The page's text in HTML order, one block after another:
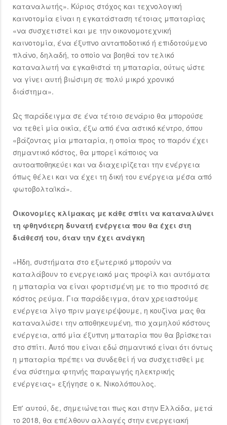
καταναλωτής». Κύριος στόχος και τεχνολογική
καινοτομία είναι η εγκατάσταση τέτοιας μπαταρίας
«να συσχετιστεί και με την οικονομοτεχνική
καινοτομία, ένα έξυπνο ανταποδοτικό ή επιδοτούμενο
πλάνο, δηλαδή, το οποίο να βοηθά τον τελικό
καταναλωτή να εγκαθιστά τη μπαταρία, ούτως ώστε
να γίνει αυτή βιώσιμη σε πολύ μικρό χρονικό
διάστημα».
Ως παράδειγμα σε ένα τέτοιο σενάριο θα μπορούσε
να τεθεί μία οικία, έξω από ένα αστικό κέντρο, όπου
«βάζοντας μία μπαταρία, η οποία προς το παρόν έχει
σημαντικό κόστος, θα μπορεί κάποιος να
αυτοαποθηκεύει και να διαχειρίζεται την ενέργεια
όπως θέλει και να έχει τη δική του ενέργεια μέσα από
φωτοβολταϊκά».
Οικονομίες κλίμακας με κάθε σπίτι να καταναλώνει
τη φθηνότερη δυνατή ενέργεια που θα έχει στη
διάθεσή του, όταν την έχει ανάγκη
«Ήδη, συστήματα στο εξωτερικό μπορούν να
καταλάβουν το ενεργειακό μας προφίλ και αυτόματα
η μπαταρία να είναι φορτισμένη με το πιο προσιτό σε
κόστος ρεύμα. Για παράδειγμα, όταν χρειαστούμε
ενέργεια λίγο πριν μαγειρέψουμε, η κουζίνα μας θα
καταναλώσει την αποθηκευμένη, πιο χαμηλού κόστους
ενέργεια, από μία έξυπνη μπαταρία που θα βρίσκεται
στο σπίτι. Αυτό που είναι εδώ σημαντικό είναι ότι όντως
η μπαταρία πρέπει να συνδεθεί ή να συσχετισθεί με
ένα σύστημα φτηνής παραγωγής ηλεκτρικής
ενέργειας» εξήγησε ο κ. Νικολόπουλος.
Επ' αυτού, δε, σημειώνεται πως και στην Ελλάδα, μετά
το 2018, θα επέλθουν αλλαγές στην ενεργειακή